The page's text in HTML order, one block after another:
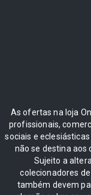
As ofertas na loja
profissionais,
sociais e
não se destina aos
Sujeito a
colecionadores
também devem